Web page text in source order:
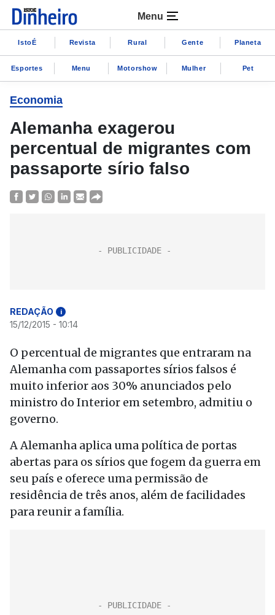
Menu
IstoÉ Revista Rural Gente Planeta
Esportes Menu Motorshow Mulher Pet
Economia
Alemanha exagerou
percentual de migrantes com
passaporte sírio falso
REDAÇÃO i
15/12/2015 - 10:14
O percentual de migrantes que entraram na
Alemanha com passaportes sírios falsos é
muito inferior aos 30% anunciados pelo
ministro do Interior em setembro, admitiu o
governo.
A Alemanha aplica uma política de portas
abertas para os sírios que fogem da guerra em
seu país e oferece uma permissão de
residência de três anos, além de facilidades
para reunir a família.